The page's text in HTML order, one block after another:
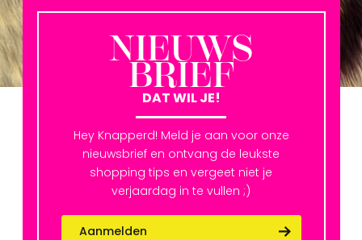
NIEUWS
BRIEF
DAT WIL JE!
Hey Knapperd! Meld je aan voor onze
nieuwsbrief en ontvang de leukste
shopping tips en vergeet niet je
verjaardag in te vullen ;)
Aanmelden